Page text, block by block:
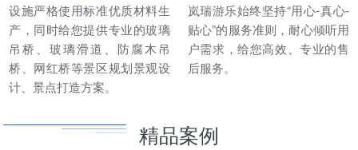
设施严格使用标准优质材料生
产，同时给您提供专业的玻璃
吊桥、玻璃滑道、防腐木吊
桥、网红桥等景区规划景观设
计、景点打造方案。
岚瑞游乐始终坚持“用心-真心-
贴心”的服务准则，耐心倾听用
户需求，给您高效、专业的售
后服务。
精品案例